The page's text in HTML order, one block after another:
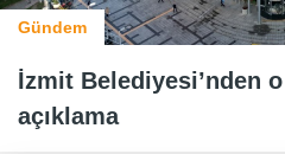
Gündem
İzmit Belediyesi’nden
açıklama